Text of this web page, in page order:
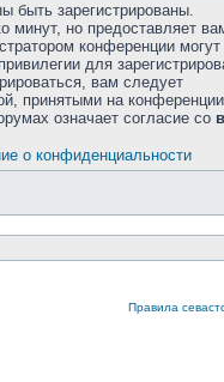
быть зарегистрированы.
минут, но предоставляет
конференции
для
вам следует
принятыми на
означает согласие со
о конфиденциальности
Правила